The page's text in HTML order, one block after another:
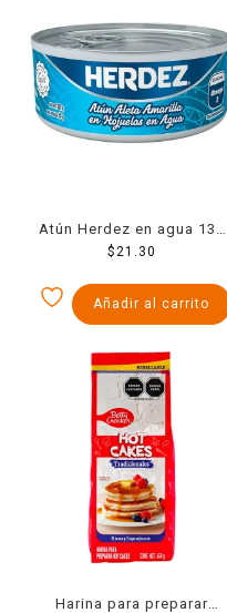
Atún Herdez en agua 130
g
$ 21.30
Añadir al carrito
Harina para preparar